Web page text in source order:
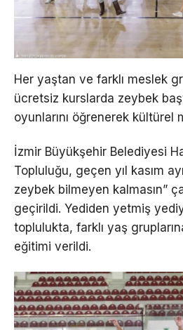
Her yaştan ve farklı meslek
ücretsiz kurslarda zeybek
oyunlarını öğrenerek kültürel
İzmir Büyükşehir Belediyesi
Topluluğu, geçen yıl kasım
zeybek bilmeyen kalmasın”
geçirildi. Yediden yetmiş
toplulukta, farklı yaş
eğitimi verildi.